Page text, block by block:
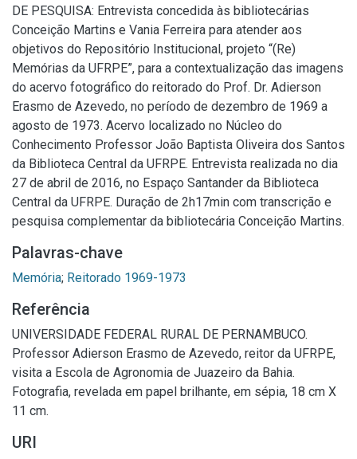
DE PESQUISA: Entrevista concedida às bibliotecárias
Conceição Martins e Vania Ferreira para atender aos
objetivos do Repositório Institucional, projeto “(Re)
Memórias da UFRPE”, para a contextualização das imagens
do acervo fotográfico do reitorado do Prof. Dr. Adierson
Erasmo de Azevedo, no período de dezembro de 1969 a
agosto de 1973. Acervo localizado no Núcleo do
Conhecimento Professor João Baptista Oliveira dos Santos
da Biblioteca Central da UFRPE. Entrevista realizada no dia
27 de abril de 2016, no Espaço Santander da Biblioteca
Central da UFRPE. Duração de 2h17min com transcrição e
pesquisa complementar da bibliotecária Conceição Martins.
Palavras-chave
Memória; Reitorado 1969-1973
Referência
UNIVERSIDADE FEDERAL RURAL DE PERNAMBUCO.
Professor Adierson Erasmo de Azevedo, reitor da UFRPE,
visita a Escola de Agronomia de Juazeiro da Bahia.
Fotografia, revelada em papel brilhante, em sépia, 18 cm X
11 cm.
URI